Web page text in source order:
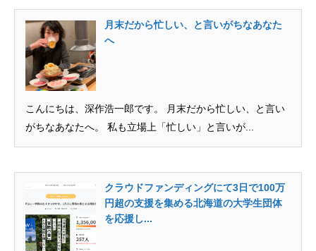
月末だから忙しい、と言いがちなあなた
へ
こんにちは、深作浩一郎です。 月末だから忙しい、と言い
がちなあなたへ。 私も立場上「忙しい」と言いが...
クラウドファンディングにて3日で100万
円超の支援を集める北海道の大学生団体
を応援し...